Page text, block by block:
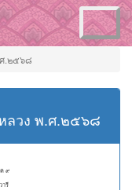
Toggle
navigation
.๒๕๖๘
ลวง พ.ศ.๒๕๖๘
๙
ารี